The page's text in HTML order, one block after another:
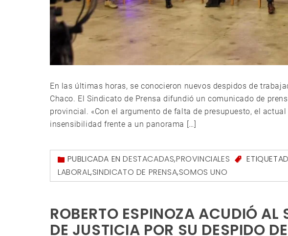
En las últimas horas, se conocieron nuevos despidos de
Chaco. El Sindicato de Prensa difundió un comunicado de
provincial. «Con el argumento de falta de presupuesto, el
insensibilidad frente a un panorama […]
PUBLICADA ENDESTACADAS,PROVINCIALES
LABORAL,SINDICATO DE PRENSA,SOMOS UNO
ROBERTO ESPINOZA ACUDIÓ AL
DE JUSTICIA POR SU DESPIDO